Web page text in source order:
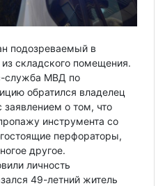
подозреваемый в
складского помещения.
служба МВД по
обратился владелец
о том, что
инструмента со
перфораторы,
другое.
личность
49-летний житель